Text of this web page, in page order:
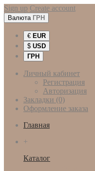
Sign up Create account
Валюта ГРН
€ EUR
$ USD
ГРН
Личный кабинет
Регистрация
Авторизация
Закладки (0)
Оформление заказа
Главная
+
Каталог